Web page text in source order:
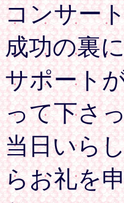
コンサー
成功の裏
サポート
って下さ
当日いら
らお礼を